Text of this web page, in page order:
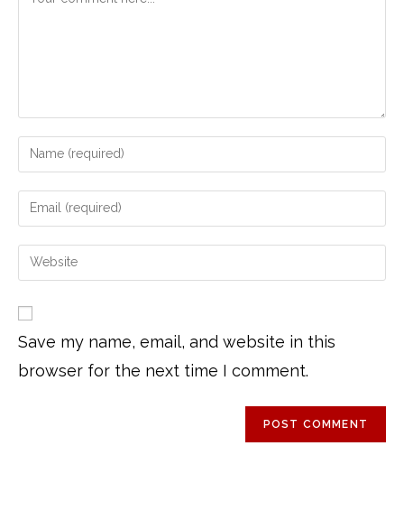
Save my name, email, and website in this
browser for the next time I comment.